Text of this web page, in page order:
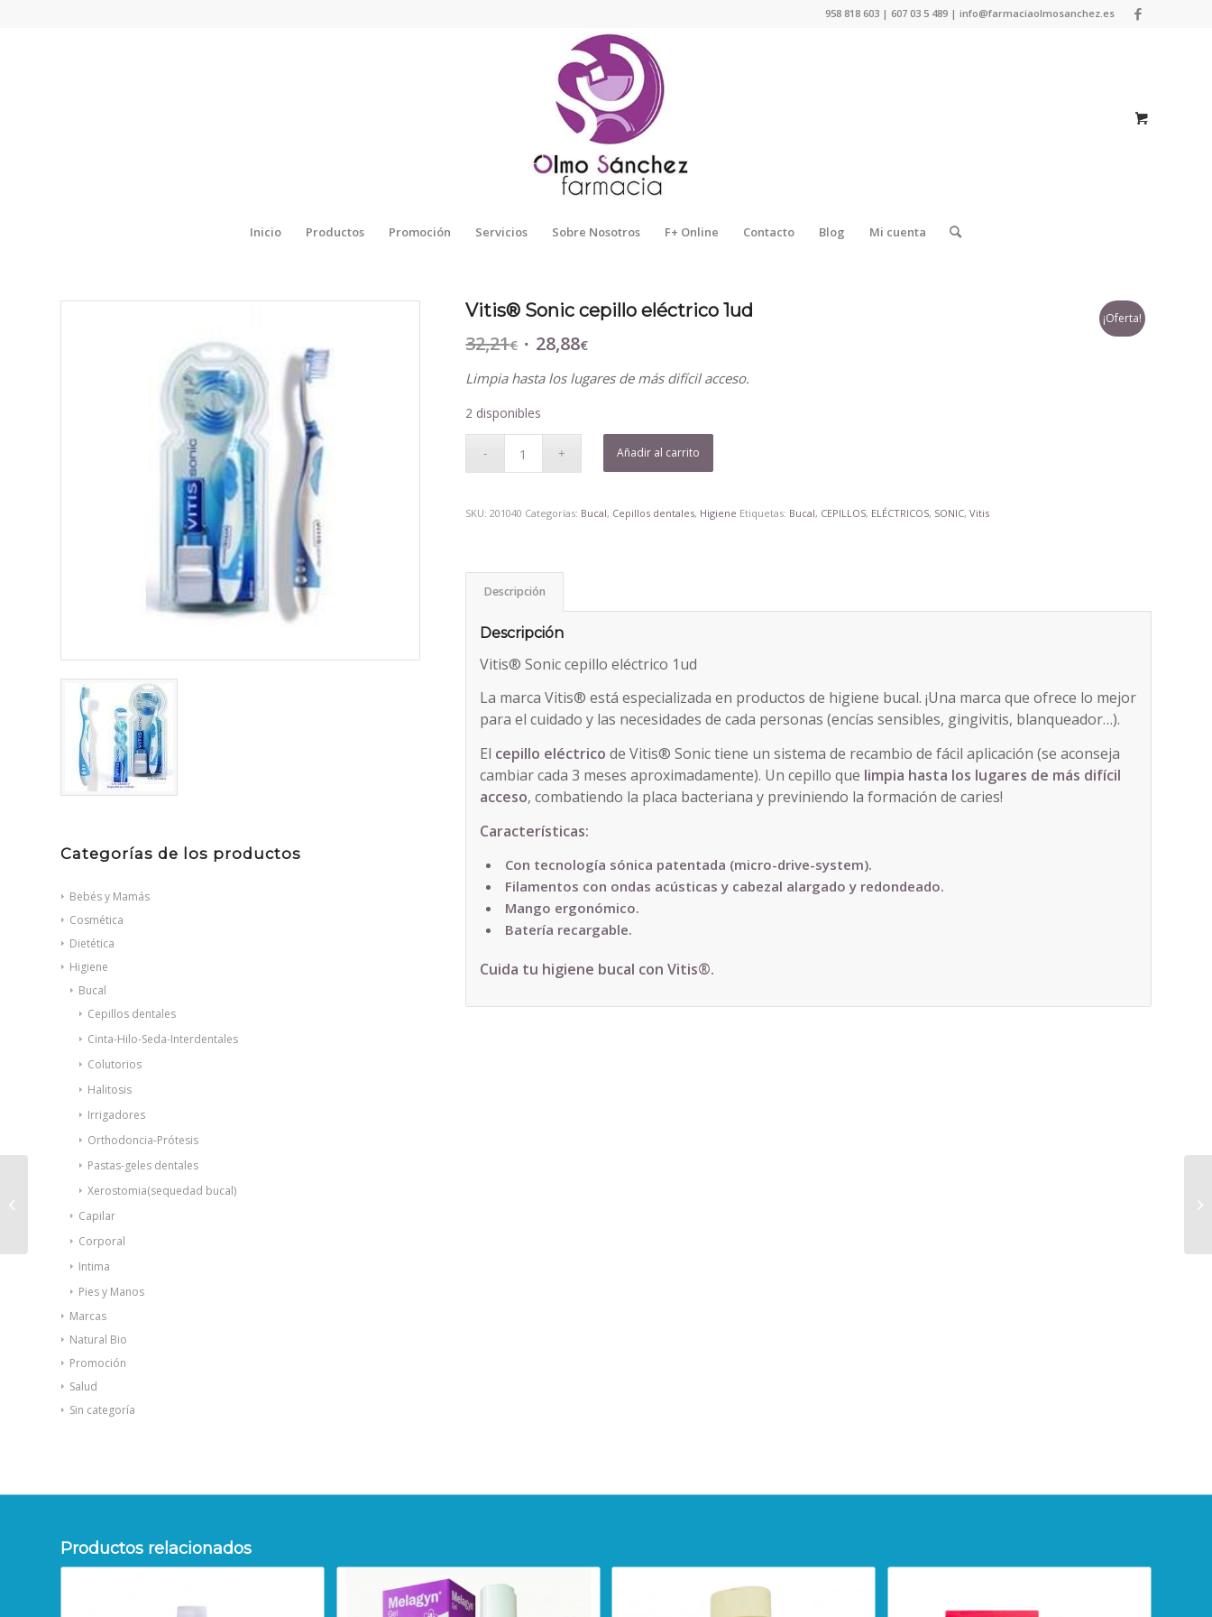
958 818 603 | 607 03 5 489 | info@farmaciaolmosanchez.es
Inicio Productos Promoción Servicios Sobre Nosotros F+ Online Contacto Blog Mi cuenta
¡Oferta!
Categorías de los productos
Bebés y Mamás
Cosmética
Dietética
Higiene
Bucal
Cepillos dentales
Cinta-Hilo-Seda-Interdentales
Colutorios
Halitosis
Irrigadores
Orthodoncia-Prótesis
Pastas-geles dentales
Xerostomia(sequedad bucal)
Capilar
Corporal
Intima
Pies y Manos
Marcas
Natural Bio
Promoción
Salud
Sin categoría
Vitis® Sonic cepillo eléctrico 1ud
32,21€ El
original
era:
32,21€.
28,88€El
actual
28,88€.
Limpia hasta los lugares de más difícil acceso.
2 disponibles
Añadir al carrito
SKU:201040 Categorías: Bucal, Cepillos dentales, Higiene Etiquetas: Bucal, CEPILLOS, ELÉCTRICOS, SONIC,Vitis
Descripción
Descripción
Vitis® Sonic cepillo eléctrico 1ud
La marca Vitis® está especializada en productos de higiene bucal. ¡Una marca que ofrece lo mejor
para el cuidado y las necesidades de cada personas (encías sensibles, gingivitis, blanqueador…).
El cepillo eléctrico de Vitis® Sonic tiene un sistema de recambio de fácil aplicación (se aconseja
cambiar cada 3 meses aproximadamente). Un cepillo que limpia hasta los lugares de más difícil
acceso, combatiendo la placa bacteriana y previniendo la formación de caries!
Características:
Con tecnología sónica patentada (micro-drive-system).
Filamentos con ondas acústicas y cabezal alargado y redondeado.
Mango ergonómico.
Batería recargable.
Cuida tu higiene bucal con Vitis®.
Productos relacionados
Arkocapsulas Aceite
de Onagra 50 perlas